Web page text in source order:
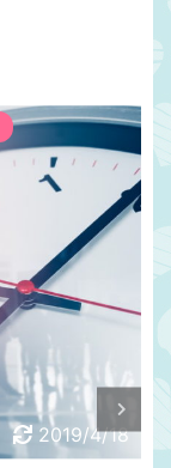
2019/4/18